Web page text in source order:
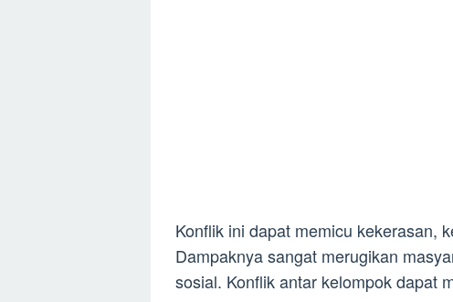
Konflik ini dapat memicu kekerasan,
Dampaknya sangat merugikan
sosial. Konflik antar kelompok dapat